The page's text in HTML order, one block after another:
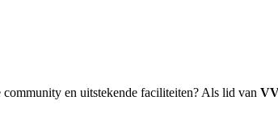
en uitstekende faciliteiten? Als lid van